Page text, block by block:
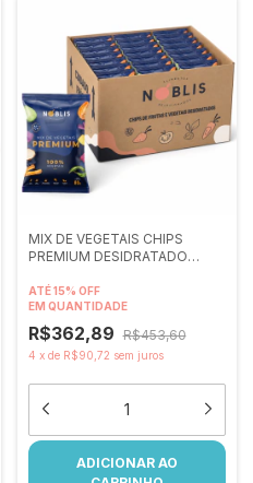
MIX DE VEGETAIS CHIPS
PREMIUM DESIDRATADO
ATÉ 15% OFF
EM QUANTIDADE
R$362,89 R$453,60
4 x de R$90,72 sem juros